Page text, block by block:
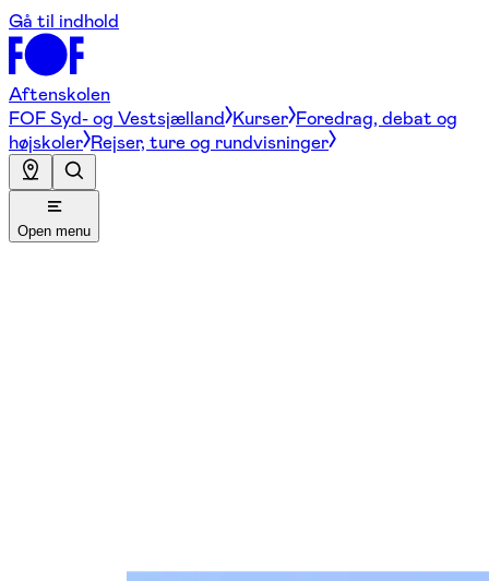
Gå til indhold
Aftenskolen
FOF Syd- og Vestsjælland Kurser Foredrag, debat og
højskoler Rejser, ture og rundvisninger
Open menu